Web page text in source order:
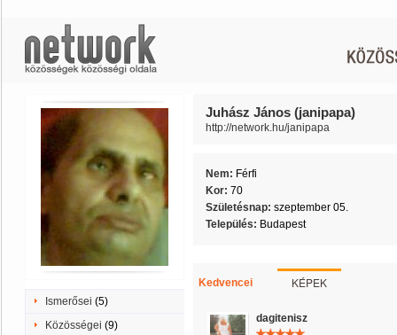
Ismerősei (5)
Közösségei (9)
Juhász János (janipapa)
http://network.hu/janipapa
Nem: Férfi
Kor: 70
Születésnap: szeptember 05.
Település: Budapest
Kedvencei KÉPEK
dagitenisz